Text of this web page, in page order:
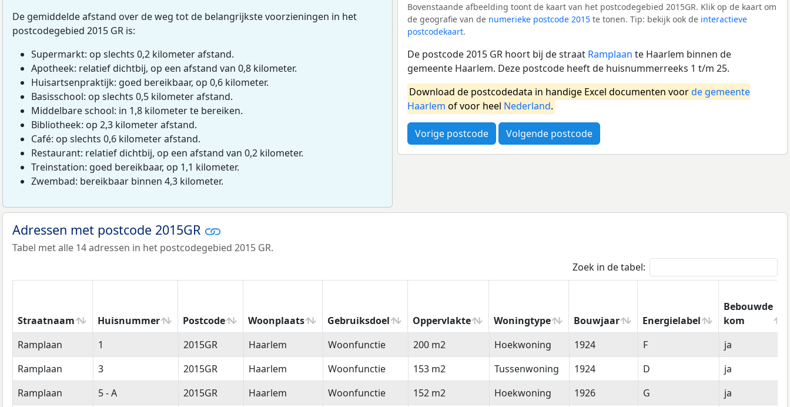
De gemiddelde afstand over de weg tot de belangrijkste voorzieningen in het
postcodegebied 2015 GR is:
Supermarkt: op slechts 0,2 kilometer afstand.
Apotheek: relatief dichtbij, op een afstand van 0,8 kilometer.
Huisartsenpraktijk: goed bereikbaar, op 0,6 kilometer.
Basisschool: op slechts 0,5 kilometer afstand.
Middelbare school: in 1,8 kilometer te bereiken.
Bibliotheek: op 2,3 kilometer afstand.
Café: op slechts 0,6 kilometer afstand.
Restaurant: relatief dichtbij, op een afstand van 0,2 kilometer.
Treinstation: goed bereikbaar, op 1,1 kilometer.
Zwembad: bereikbaar binnen 4,3 kilometer.
Bovenstaande afbeelding toont de kaart van het postcodegebied 2015GR. Klik op de kaart om
de geografie van de numerieke postcode 2015 te tonen. Tip: bekijk ook de interactieve
postcodekaart.
De postcode 2015 GR hoort bij de straat Ramplaan te Haarlem binnen de
gemeente Haarlem. Deze postcode heeft de huisnummerreeks 1 t/m 25.
Download de postcodedata in handige Excel documenten voorde gemeente
Haarlem of voor heel Nederland.
Vorige postcode Volgende postcode
Adressen met postcode 2015GR
Tabel met alle 14 adressen in het postcodegebied 2015 GR.
Zoek in de tabel:
Straatnaam Huisnummer Postcode Woonplaats Gebruiksdoel Oppervlakte Woningtype Bouwjaar Energielabel
Bebouwde
kom
Straatnaam
Huisnummer Postcode Woonplaats Gebruiksdoel Oppervlakte Woningtype Bouwjaar Energielabel
Bebouwde
kom
Ramplaan 1 2015GR Haarlem Woonfunctie 200 m2 Hoekwoning 1924 F
ja
Ramplaan
3 2015GR Haarlem Woonfunctie 153 m2 Tussenwoning 1924 D
ja
Ramplaan
5 - A 2015GR Haarlem Woonfunctie 152 m2 Hoekwoning 1926 G
ja